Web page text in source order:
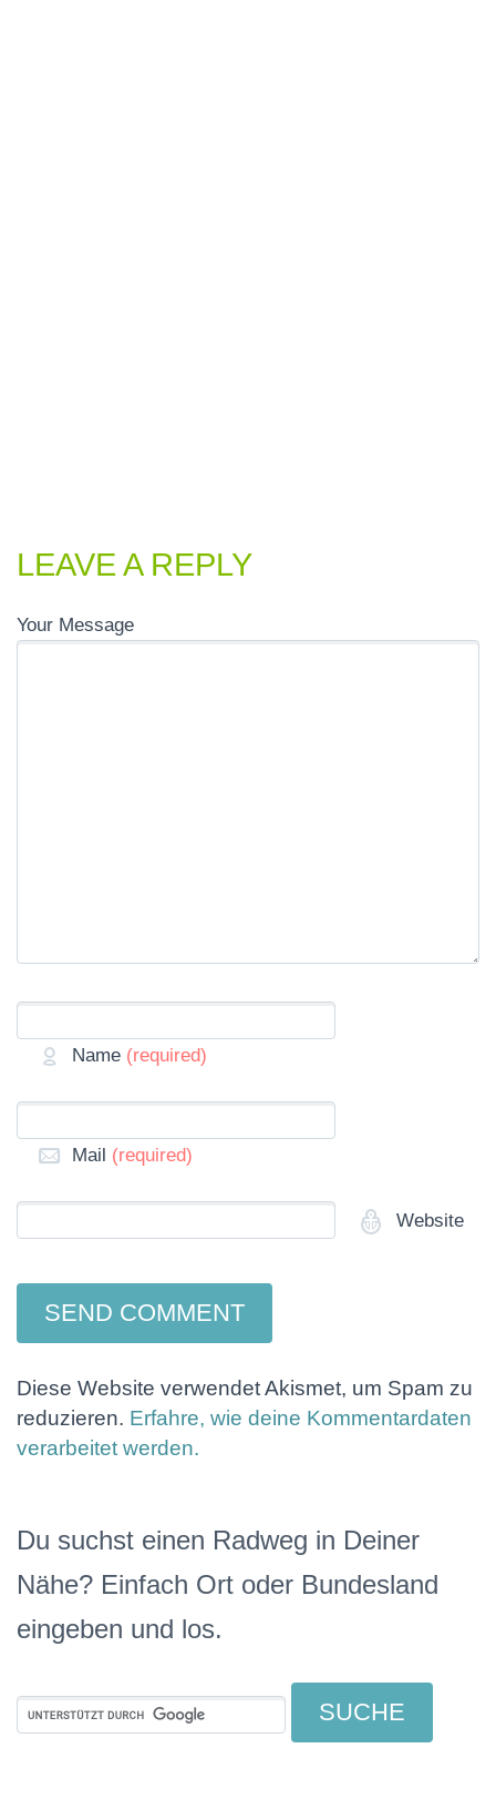
LEAVE A REPLY
Your Message
Name (required)
Mail (required)
Website
Diese Website verwendet Akismet, um Spam zu
reduzieren. Erfahre, wie deine Kommentardaten
verarbeitet werden.
Du suchst einen Radweg in Deiner
Nähe? Einfach Ort oder Bundesland
eingeben und los.